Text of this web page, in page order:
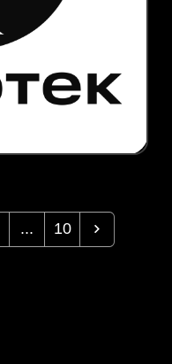
... 10